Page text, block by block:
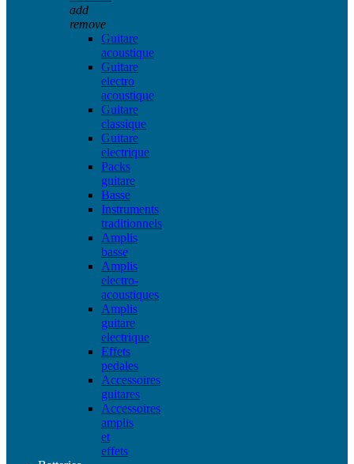
add
remove
Guitare
acoustique
Guitare
electro
acoustique
Guitare
classique
Guitare
electrique
Packs
guitare
Basse
Instruments
traditionnels
Amplis
basse
Amplis
electro-
acoustiques
Amplis
guitare
electrique
Effets
pedales
Accessoires
guitares
Accessoires
amplis
et
effets